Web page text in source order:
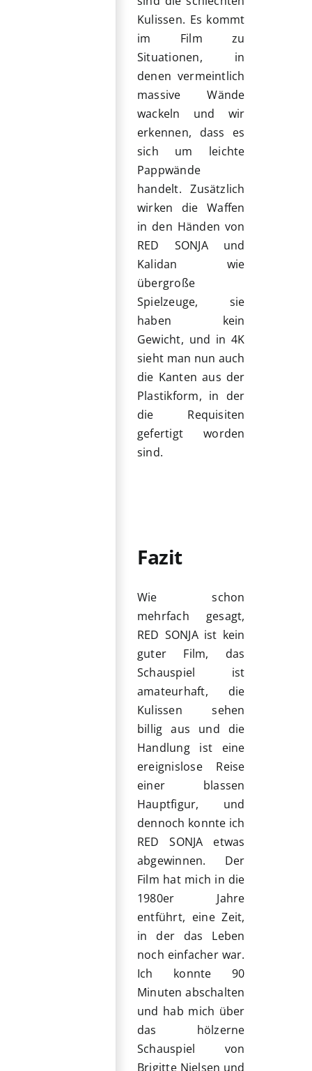
Kulissen. Es kommt
im Film zu
Situationen, in
denen vermeintlich
massive Wände
wackeln und wir
erkennen, dass es
sich um leichte
Pappwände
handelt. Zusätzlich
wirken die Waffen
in den Händen von
RED SONJA und
Kalidan wie
übergroße
Spielzeuge, sie
haben kein
Gewicht, und in 4K
sieht man nun auch
die Kanten aus der
Plastikform, in der
die Requisiten
gefertigt worden
sind.
Fazit
Wie schon
mehrfach gesagt,
RED SONJA ist kein
guter Film, das
Schauspiel ist
amateurhaft, die
Kulissen sehen
billig aus und die
Handlung ist eine
ereignislose Reise
einer blassen
Hauptfigur, und
dennoch konnte ich
RED SONJA etwas
abgewinnen. Der
Film hat mich in die
1980er Jahre
entführt, eine Zeit,
in der das Leben
noch einfacher war.
Ich konnte 90
Minuten abschalten
und hab mich über
das hölzerne
Schauspiel von
Brigitte Nielsen und